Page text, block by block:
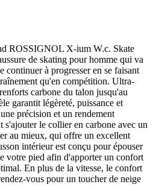
ROSSIGNOL X-ium W.c. Skate
de skating pour homme qui va
continuer à progresser en se faisant
qu'en compétition. Ultra-
carbone du talon jusqu'au
garantit légèreté, puissance et
précision et un rendement
le collier en carbone avec un
au mieux, qui offre un excellent
intérieur est conçu pour épouser
votre pied afin d'apporter un confort
En plus de la vitesse, le confort
vous pour un toucher de neige